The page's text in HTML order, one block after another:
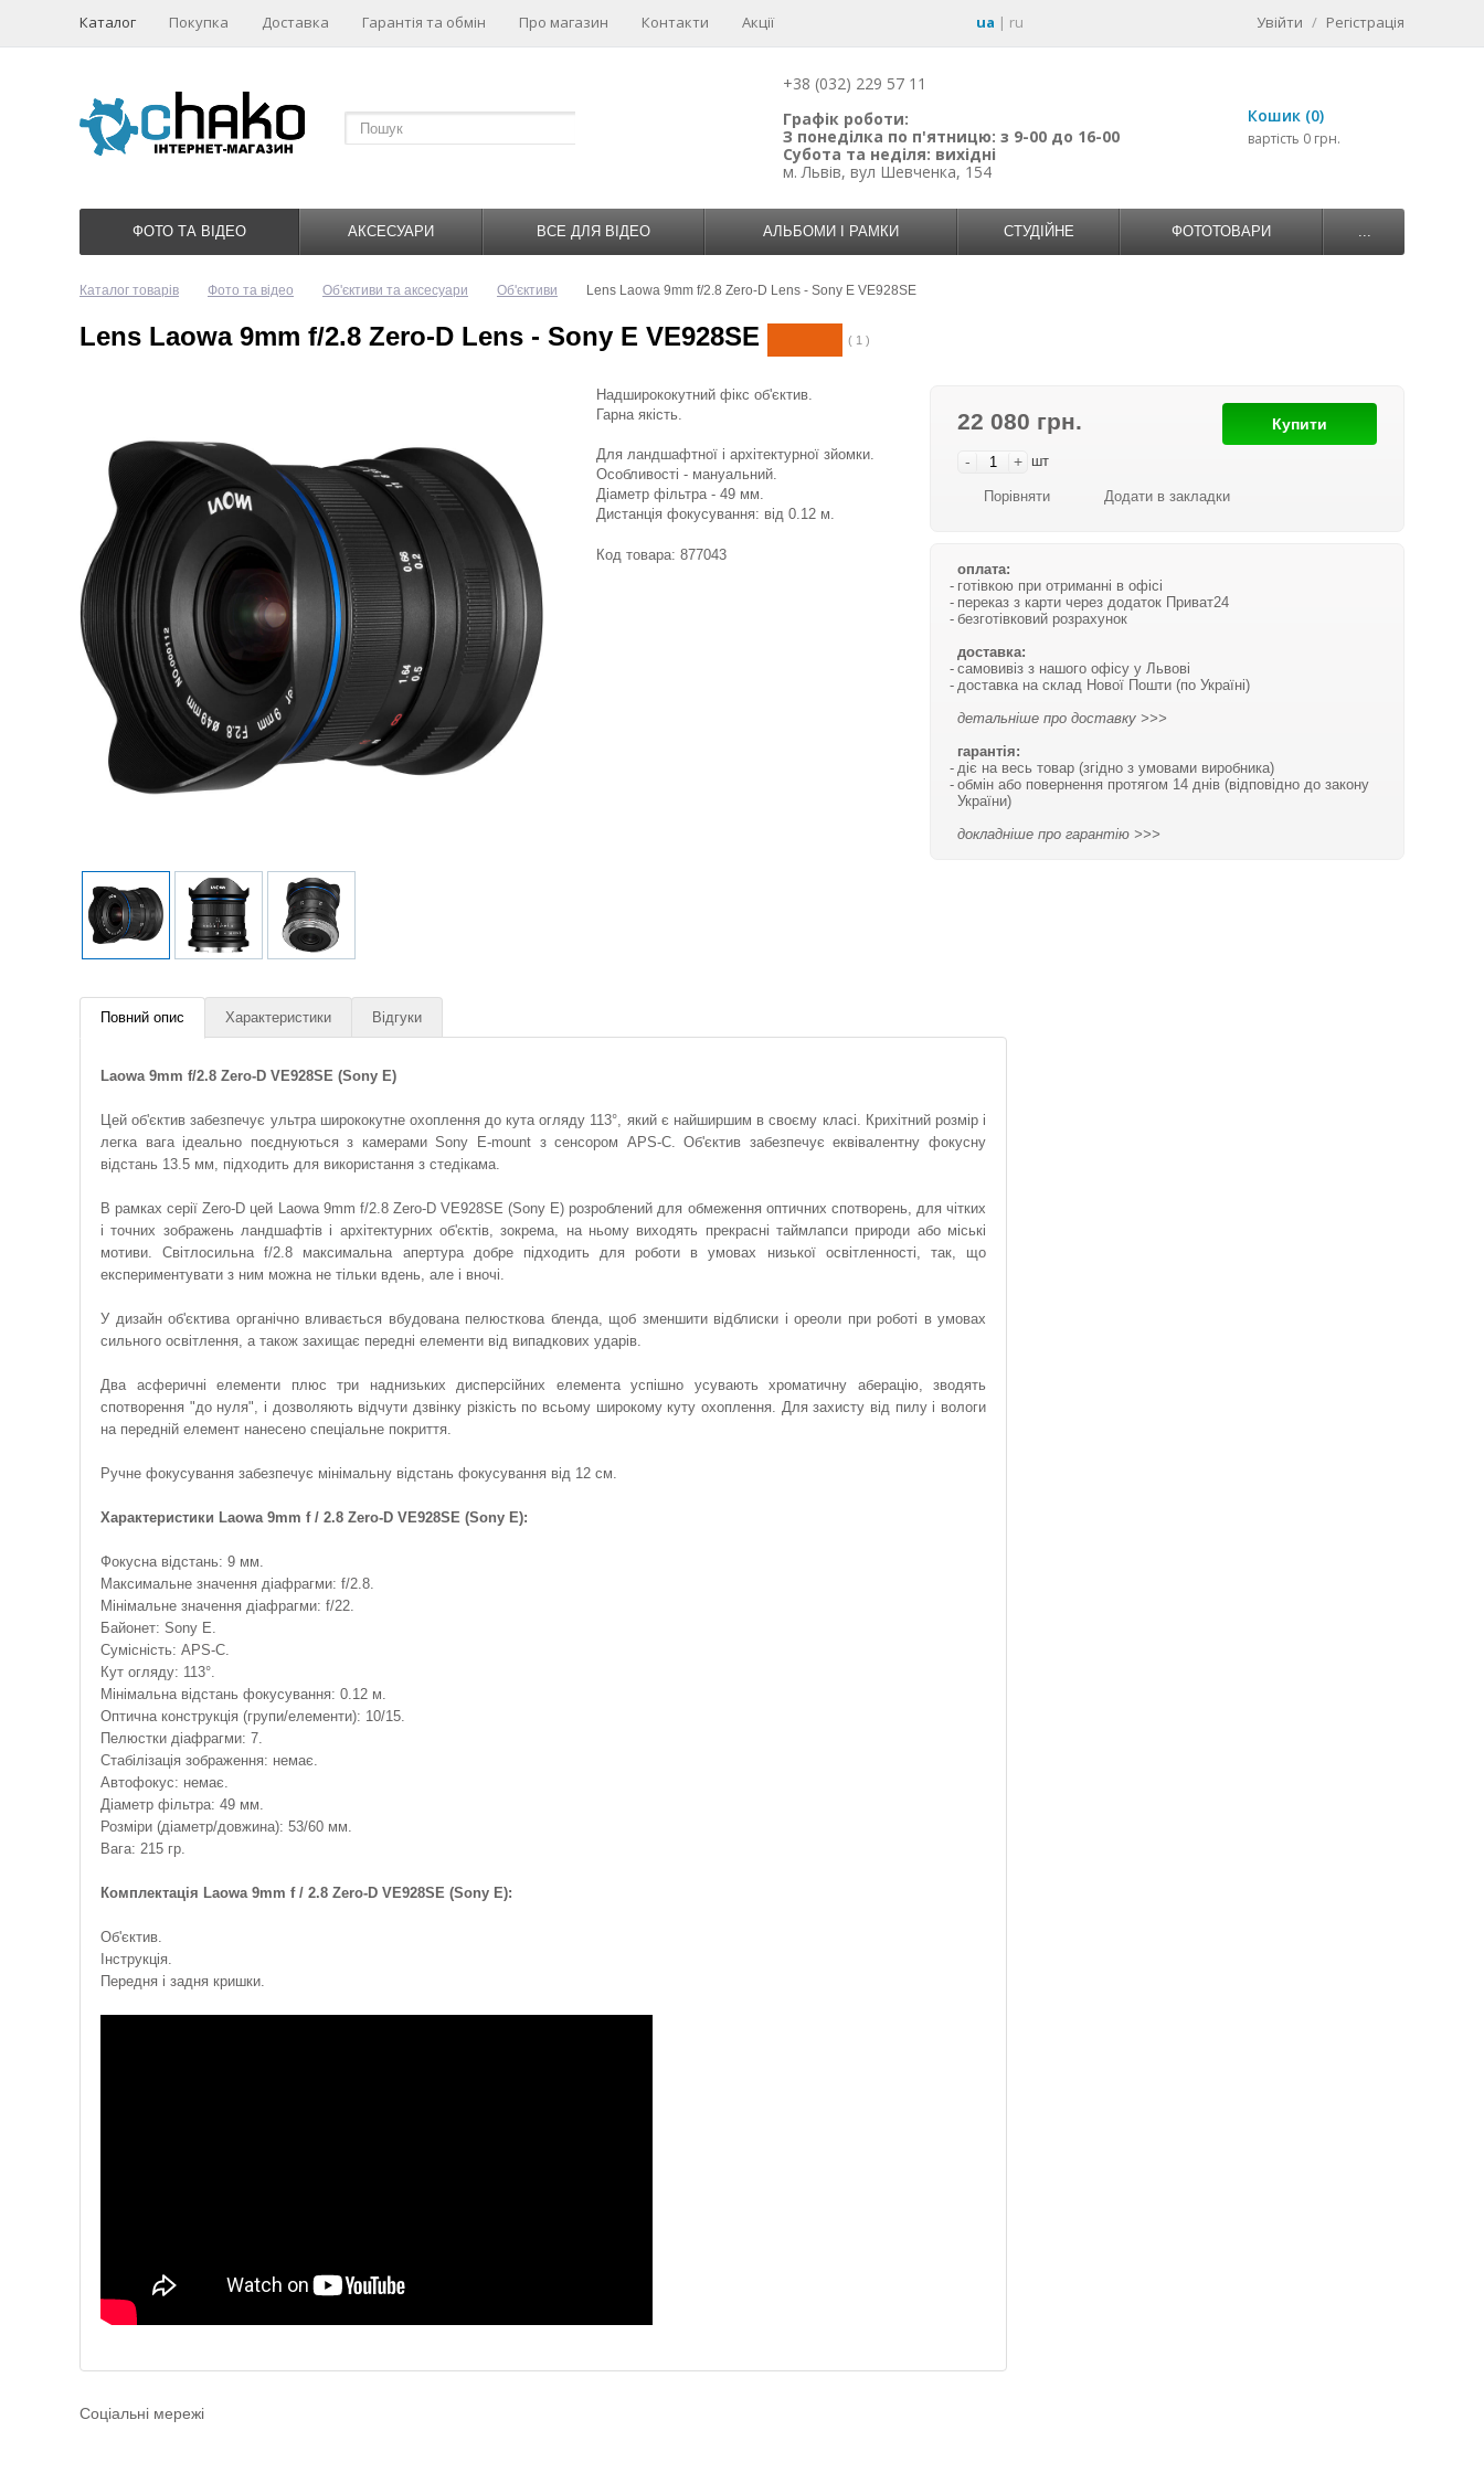
Каталог Покупка Доставка Гарантія та обмін Про магазин Контакти Акції ua | ru Увійти / Регістрація
+38 (032) 229 57 11
Графік роботи:
З понеділка по п'ятницю: з 9-00 до 16-00
Субота та неділя: вихідні
м. Львів, вул Шевченка, 154
Кошик (0)
вартість 0 грн.
ФОТО ТА ВІДЕО АКСЕСУАРИ ВСЕ ДЛЯ ВІДЕО АЛЬБОМИ І РАМКИ СТУДІЙНЕ ФОТОТОВАРИ ...
Каталог товарів Фото та відео Об'єктиви та аксесуари Об'єктиви Lens Laowa 9mm f/2.8 Zero-D Lens - Sony E VE928SE
Lens Laowa 9mm f/2.8 Zero-D Lens - Sony E VE928SE ( 1 )
22 080 грн.
- + шт
Купити
Порівняти Додати в закладки
оплата:
готівкою при отриманні в офісі
переказ з карти через додаток Приват24
безготівковий розрахунок
доставка:
самовивіз з нашого офісу у Львові
доставка на склад Нової Пошти (по Україні)
детальніше про доставку >>>
гарантія:
діє на весь товар (згідно з умовами виробника)
обмін або повернення протягом 14 днів (відповідно до закону
України)
докладніше про гарантію >>>
Надширококутний фікс об'єктив.
Гарна якість.
Для ландшафтної і архітектурної зйомки.
Особливості - мануальний.
Діаметр фільтра - 49 мм.
Дистанція фокусування: від 0.12 м.
Код товара: 877043
Повний опис Характеристики Відгуки
Laowa 9mm f/2.8 Zero-D VE928SE (Sony E)
Цей об'єктив забезпечує ультра ширококутне охоплення до кута огляду 113°, який є найширшим в своєму класі. Крихітний розмір і
легка вага ідеально поєднуються з камерами Sony E-mount з сенсором APS-C. Об'єктив забезпечує еквівалентну фокусну
відстань 13.5 мм, підходить для використання з стедікама.
В рамках серії Zero-D цей Laowa 9mm f/2.8 Zero-D VE928SE (Sony E) розроблений для обмеження оптичних спотворень, для чітких
і точних зображень ландшафтів і архітектурних об'єктів, зокрема, на ньому виходять прекрасні таймлапси природи або міські
мотиви. Світлосильна f/2.8 максимальна апертура добре підходить для роботи в умовах низької освітленності, так, що
експериментувати з ним можна не тільки вдень, але і вночі.
У дизайн об'єктива органічно вливається вбудована пелюсткова бленда, щоб зменшити відблиски і ореоли при роботі в умовах
сильного освітлення, а також захищає передні елементи від випадкових ударів.
Два асферичні елементи плюс три наднизьких дисперсійних елемента успішно усувають хроматичну аберацію, зводять
спотворення "до нуля", і дозволяють відчути дзвінку різкість по всьому широкому куту охоплення. Для захисту від пилу і вологи
на передній елемент нанесено спеціальне покриття.
Ручне фокусування забезпечує мінімальну відстань фокусування від 12 см.
Характеристики Laowa 9mm f / 2.8 Zero-D VE928SE (Sony E):
Фокусна відстань: 9 мм.
Максимальне значення діафрагми: f/2.8.
Мінімальне значення діафрагми: f/22.
Байонет: Sony E.
Сумісність: APS-C.
Кут огляду: 113°.
Мінімальна відстань фокусування: 0.12 м.
Оптична конструкція (групи/елементи): 10/15.
Пелюстки діафрагми: 7.
Стабілізація зображення: немає.
Автофокус: немає.
Діаметр фільтра: 49 мм.
Розміри (діаметр/довжина): 53/60 мм.
Вага: 215 гр.
Комплектація Laowa 9mm f / 2.8 Zero-D VE928SE (Sony E):
Об'єктив.
Інструкція.
Передня і задня кришки.
Соціальні мережі